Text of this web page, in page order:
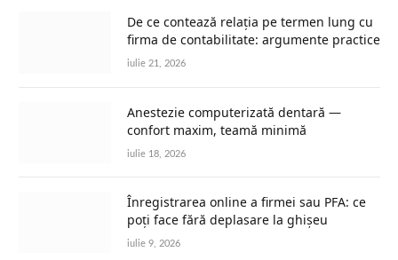
De ce contează relația pe termen lung cu
firma de contabilitate: argumente practice
iulie 21, 2026
Anestezie computerizată dentară —
confort maxim, teamă minimă
iulie 18, 2026
Înregistrarea online a firmei sau PFA: ce
poți face fără deplasare la ghișeu
iulie 9, 2026